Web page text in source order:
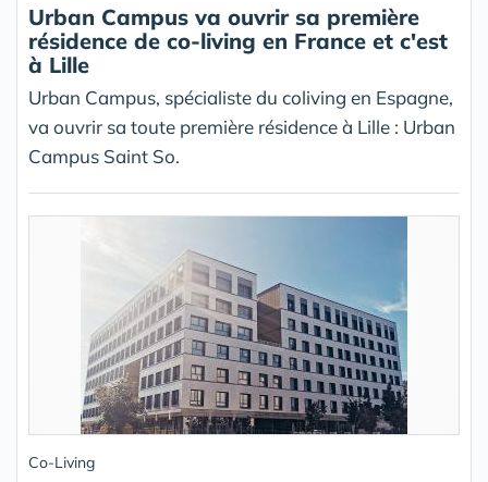
Urban Campus va ouvrir sa première
résidence de co-living en France et c'est
à Lille
Urban Campus, spécialiste du coliving en Espagne,
va ouvrir sa toute première résidence à Lille : Urban
Campus Saint So.
Co-Living